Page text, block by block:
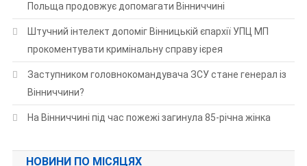
Польща продовжує допомагати Вінниччині
Штучний інтелект допоміг Вінницькій єпархії УПЦ МП
прокоментувати кримінальну справу ієрея
Заступником головнокомандувача ЗСУ стане генерал із
Вінниччини?
На Вінниччині під час пожежі загинула 85-річна жінка
НОВИНИ ПО МІСЯЦЯХ